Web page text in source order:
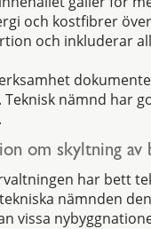
och kostfibrer
och inkluderar
nämnd har
om skyltning av
har bett
nämnden
vissa